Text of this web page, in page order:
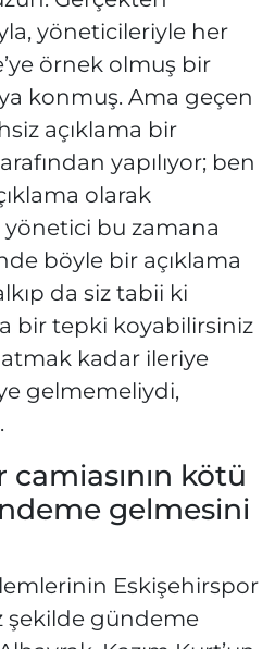
yöneticileriyle her
örnek olmuş bir
konmuş. Ama geçen
açıklama bir
yapılıyor; ben
olarak
bu zamana
böyle bir açıklama
da siz tabii ki
bir tepki koyabilirsiniz
kadar ileriye
gelmemeliydi,
camiasının kötü
gelmesini
Eskişehirspor
şekilde gündeme